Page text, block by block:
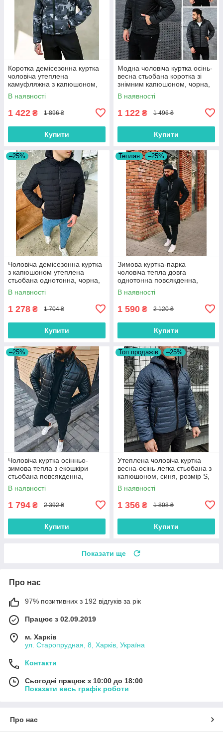
Коротка демісезонна куртка
чоловіча утеплена
камуфляжна з капюшоном,
сіра, розмір S, M, L, XL
В наявності
1 422 ₴ 1 896 ₴
Купити
Модна чоловіча куртка осінь-
весна стьобана коротка зі
знімним капюшоном, чорна,
сіра, розмір S, M, L, XL
В наявності
1 122 ₴ 1 496 ₴
Купити
–25%
Чоловіча демісезонна куртка
з капюшоном утеплена
стьобана однотонна, чорна,
розмір S, M, L, XL
В наявності
1 278 ₴ 1 704 ₴
Купити
Теплая –25%
Зимова куртка-парка
чоловіча тепла довга
однотонна повсякденна,
чорна, розмір S, M
В наявності
1 590 ₴ 2 120 ₴
Купити
–25%
Чоловіча куртка осінньо-
зимова тепла з екошкіри
стьобана повсякденна,
розміри S, M, L, XL, колір
чорний
В наявності
1 794 ₴ 2 392 ₴
Купити
Топ продажів –25%
Утеплена чоловіча куртка
весна-осінь легка стьобана з
капюшоном, синя, розмір S,
M, L, XL
В наявності
1 356 ₴ 1 808 ₴
Купити
Показати ще
Про нас
97% позитивних з 192 відгуків за рік
Працює з 02.09.2019
м. Харків
ул. Старопрудная, 8, Харків, Україна
Контакти
Сьогодні працює з 10:00 до 18:00
Показати весь графік роботи
Про нас